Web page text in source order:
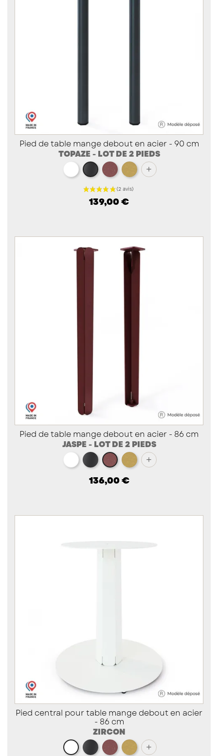
Pied de table mange debout en acier - 90 cm
TOPAZE - LOT DE 2 PIEDS
blanc noir red brown métallisé
doré+
139,00 €
Pied de table mange debout en acier - 86 cm
JASPE - LOT DE 2 PIEDS
blanc noir red brown métallisé
doré+
136,00 €
Pied central pour table mange debout en acier
- 86 cm
ZIRCON
blanc noir red brown métallisé
doré+